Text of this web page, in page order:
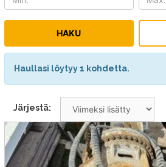
Haullasi löytyy 1 kohdetta.
Järjestä: